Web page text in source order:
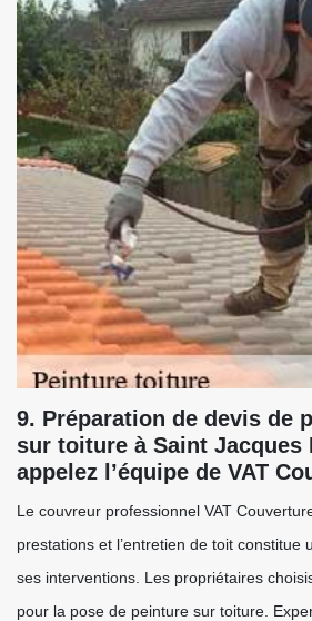
9. Préparation de devis de
sur toiture à Saint Jacques
appelez l’équipe de VAT
Le couvreur professionnel VAT
prestations et l’entretien de toit constitue
ses interventions. Les propriétaires
pour la pose de peinture sur toiture.